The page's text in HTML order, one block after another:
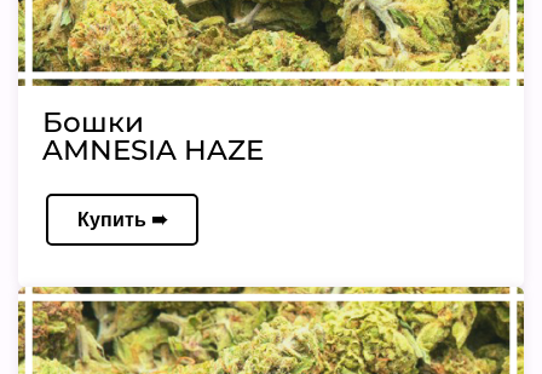
Бошки
AMNESIA HAZE
Купить ➠